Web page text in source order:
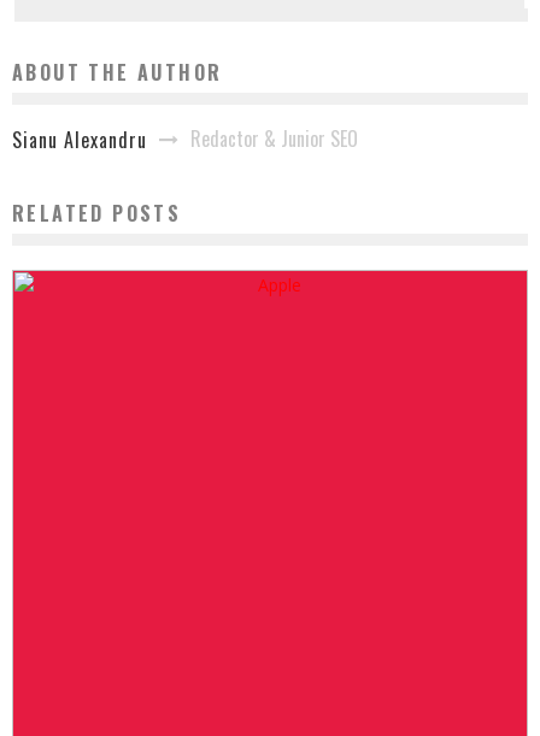
ABOUT THE AUTHOR
Sianu Alexandru Redactor & Junior SEO
RELATED POSTS